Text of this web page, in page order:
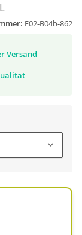
F02-B04b-862
Versand